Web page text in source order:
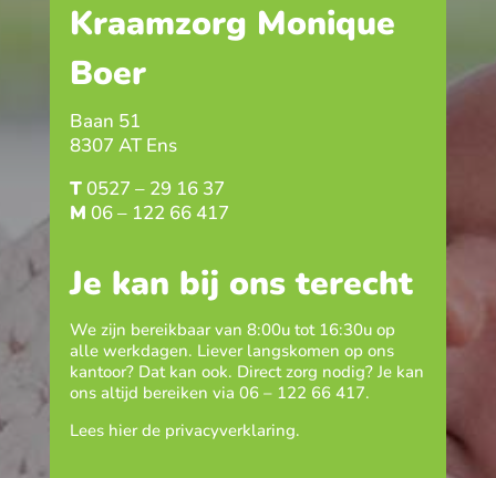
Kraamzorg Monique
Boer
Baan 51
8307 AT Ens
T 0527 – 29 16 37
M 06 – 122 66 417
Je kan bij ons terecht
We zijn bereikbaar van 8:00u tot 16:30u op
alle werkdagen. Liever langskomen op ons
kantoor? Dat kan ook. Direct zorg nodig? Je kan
ons altijd bereiken via 06 – 122 66 417.
Lees hier de privacyverklaring.